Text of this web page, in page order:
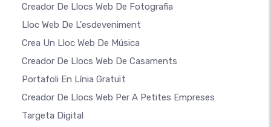
Creador De Llocs Web De Fotografia
Lloc Web De L'esdeveniment
Crea Un Lloc Web De Música
Creador De Llocs Web De Casaments
Portafoli En Línia Gratuït
Creador De Llocs Web Per A Petites Empreses
Targeta Digital